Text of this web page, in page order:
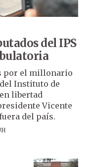
del IPS
por el millonario
Instituto de
libertad
Vicente
del país.